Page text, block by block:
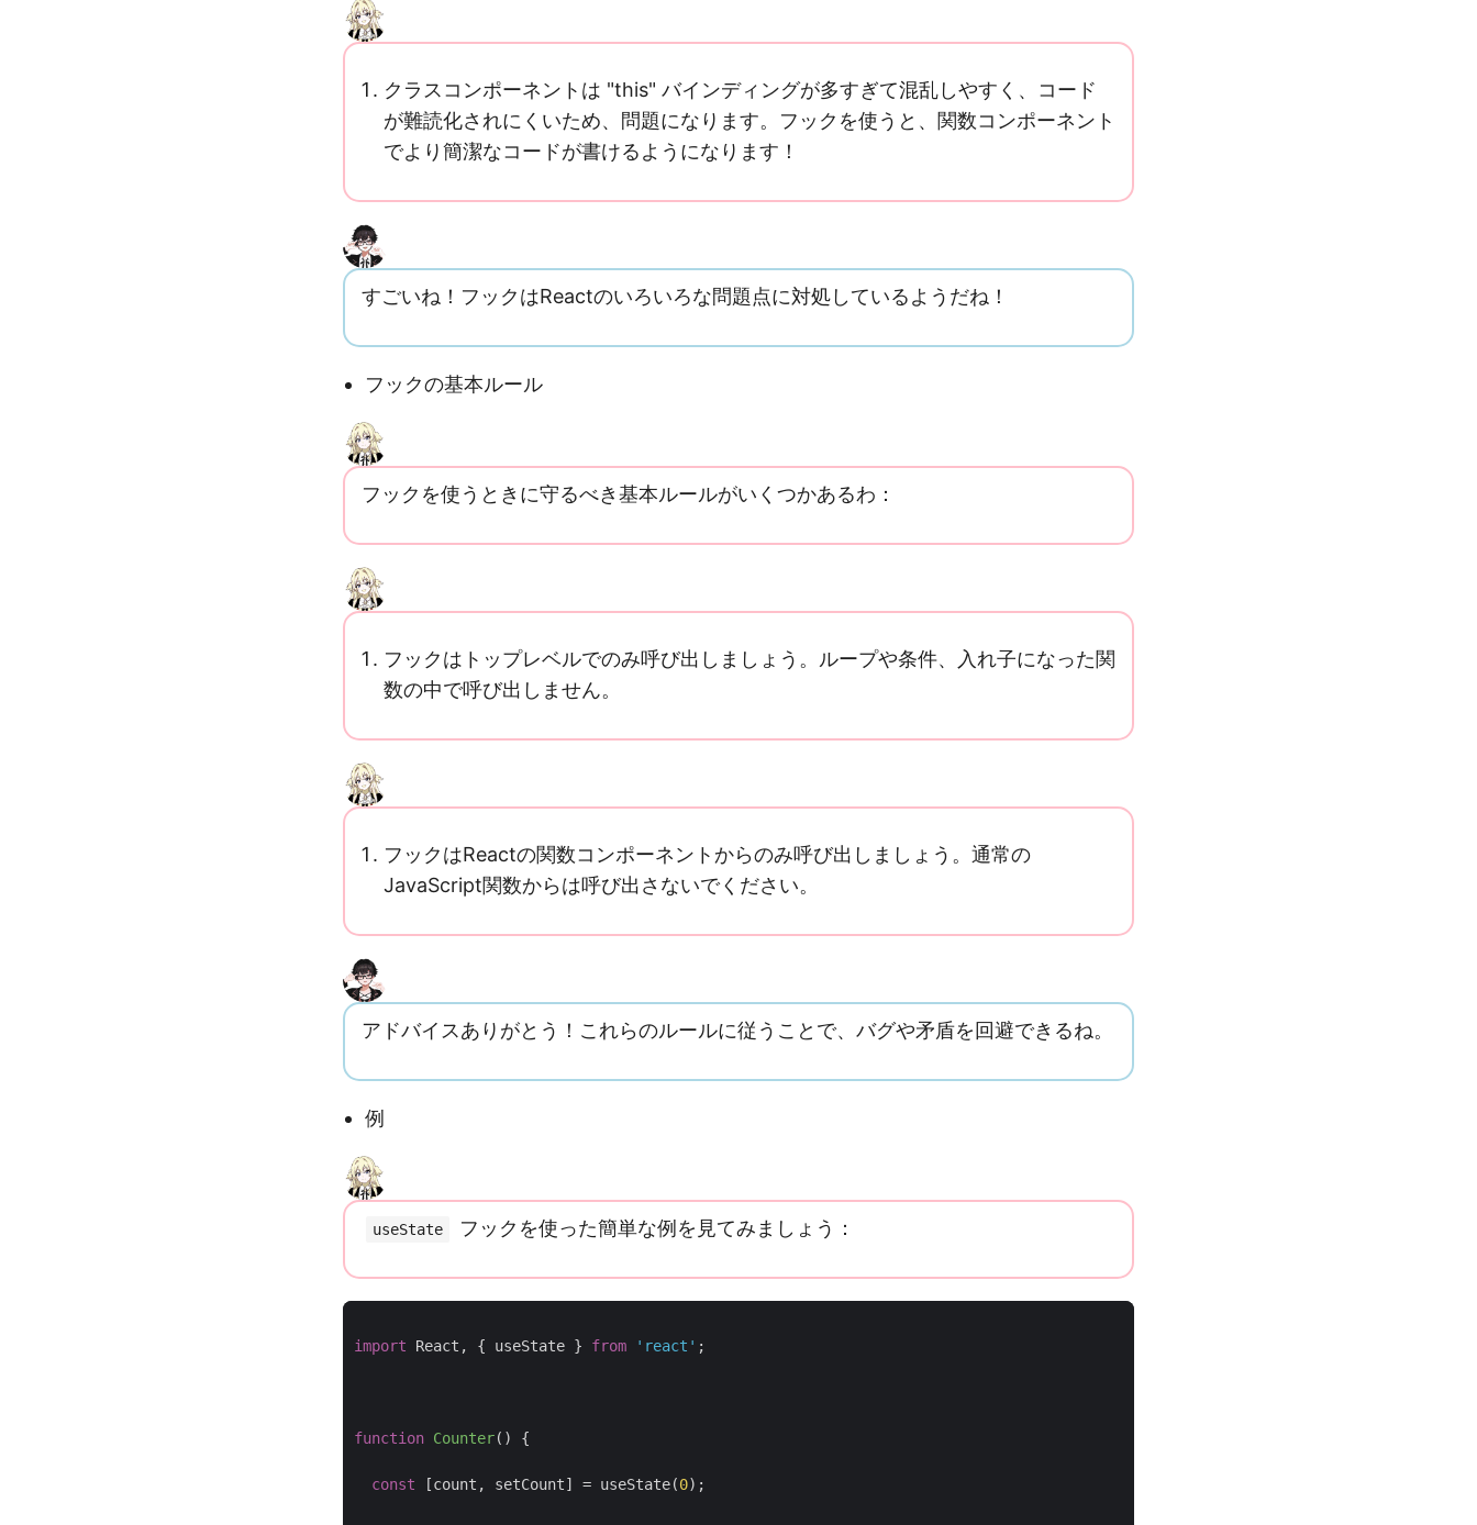
クラスコンポーネントは "this" バインディングが多すぎて混乱しやすく、コード
が難読化されにくいため、問題になります。フックを使うと、関数コンポーネント
でより簡潔なコードが書けるようになります！
すごいね！フックはReactのいろいろな問題点に対処しているようだね！
フックの基本ルール
フックを使うときに守るべき基本ルールがいくつかあるわ：
フックはトップレベルでのみ呼び出しましょう。ループや条件、入れ子になった関
数の中で呼び出しません。
フックはReactの関数コンポーネントからのみ呼び出しましょう。通常の
JavaScript関数からは呼び出さないでください。
アドバイスありがとう！これらのルールに従うことで、バグや矛盾を回避できるね。
例
useState フックを使った簡単な例を見てみましょう：
import React , { useState } from 'react' ;
function Counter( ) {
const [count , setCount] = useState(0);